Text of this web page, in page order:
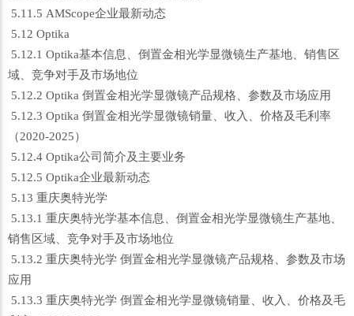
5.11.5 AMScope企业最新动态
5.12 Optika
5.12.1 Optika基本信息、倒置金相光学显微镜生产基地、销售区
域、竞争对手及市场地位
5.12.2 Optika 倒置金相光学显微镜产品规格、参数及市场应用
5.12.3 Optika 倒置金相光学显微镜销量、收入、价格及毛利率
（2020-2025）
5.12.4 Optika公司简介及主要业务
5.12.5 Optika企业最新动态
5.13 重庆奥特光学
5.13.1 重庆奥特光学基本信息、倒置金相光学显微镜生产基地、
销售区域、竞争对手及市场地位
5.13.2 重庆奥特光学 倒置金相光学显微镜产品规格、参数及市场
应用
5.13.3 重庆奥特光学 倒置金相光学显微镜销量、收入、价格及毛